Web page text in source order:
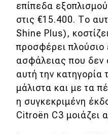
επίπεδα
στις €15.400. Το
Shine Plus),
προσφέρει πλούσιο
ασφάλειας που δεν
αυτή την
μάλιστα και με τα
η συγκεκριμένη
Citroën C3 μοιάζει